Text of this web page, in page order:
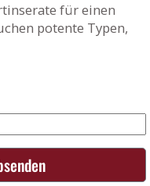
für einen
potente Typen,